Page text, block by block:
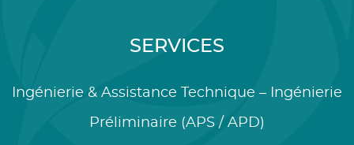
SERVICES
Ingénierie & Assistance Technique – Ingénierie
Préliminaire (APS / APD)